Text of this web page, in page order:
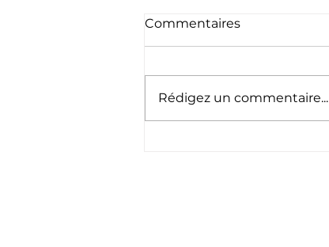
Commentaires
Rédigez un commentaire...